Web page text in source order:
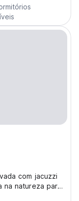
com jacuzzi
na natureza para